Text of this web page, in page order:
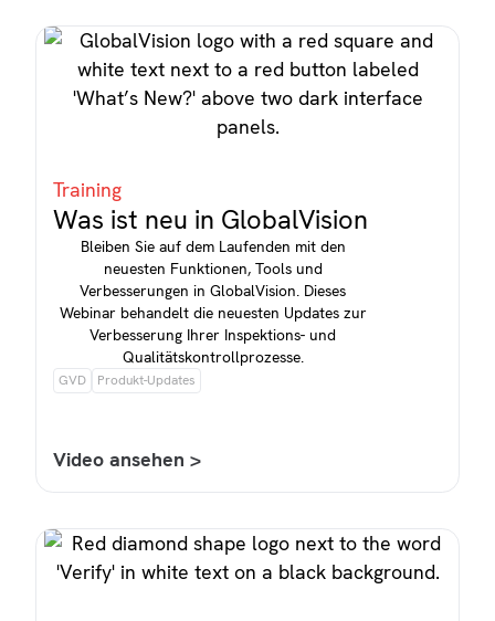
Training
Was ist neu in GlobalVision
Bleiben Sie auf dem Laufenden mit den
neuesten Funktionen, Tools und
Verbesserungen in GlobalVision. Dieses
Webinar behandelt die neuesten Updates zur
Verbesserung Ihrer Inspektions- und
Qualitätskontrollprozesse.
GVD Produkt-Updates
Video ansehen >